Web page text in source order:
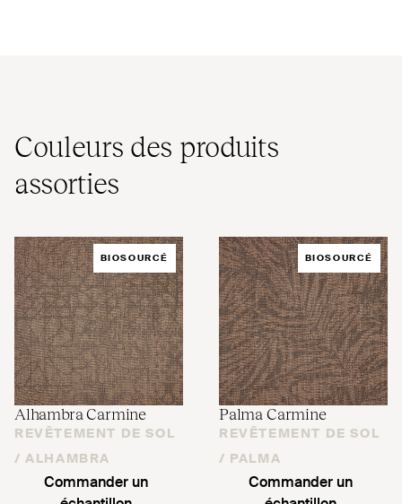
Couleurs des produits
assorties
BIOSOURCÉ
Alhambra Carmine
REVÊTEMENT DE SOL
/ ALHAMBRA
Commander un
BIOSOURCÉ
Palma Carmine
REVÊTEMENT DE SOL
/
PALMA
Commander un